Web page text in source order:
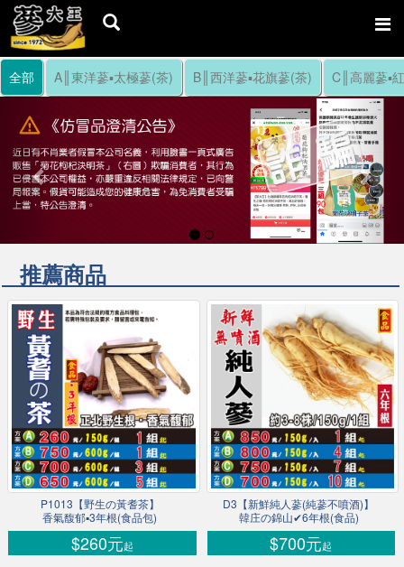
Previous
全部 A║東洋蔘▪太極蔘(茶) B║西洋蔘▪花旗蔘(茶) C║高麗蔘▪
推薦商品
P1013【野生の黃耆茶】
香氣馥郁▪3年根(食品包)
$260元起
D3【新鮮純人蔘(純蔘不噴酒)】
韓庄の錦山✔6年根(食品)
$700元起